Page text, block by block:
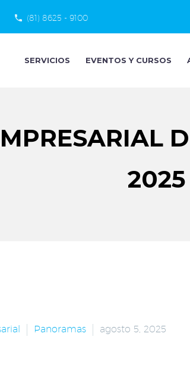
(81) 8625 - 9100
SERVICIOS EVENTOS Y CURSOS
2025
Panoramas agosto 5, 2025